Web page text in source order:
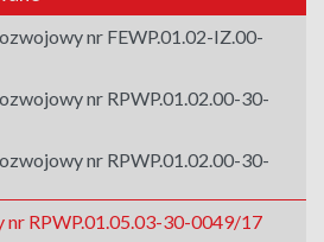
nr FEWP.01.02-IZ.00-
nr RPWP.01.02.00-30-
nr RPWP.01.02.00-30-
RPWP.01.05.03-30-0049/17